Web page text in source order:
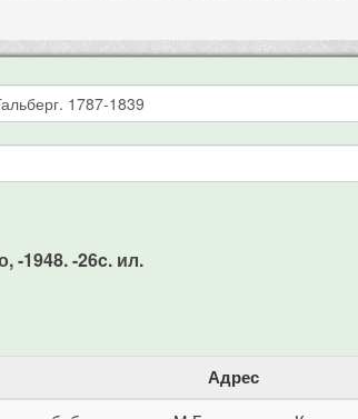
-1948. -26c. ил.
Адрес